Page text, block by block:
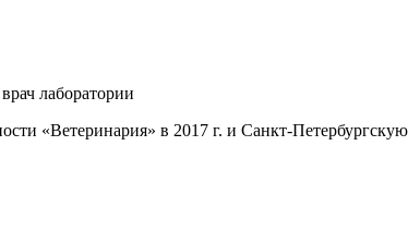
лаборатории
«Ветеринария» в 2017 г. и Санкт-